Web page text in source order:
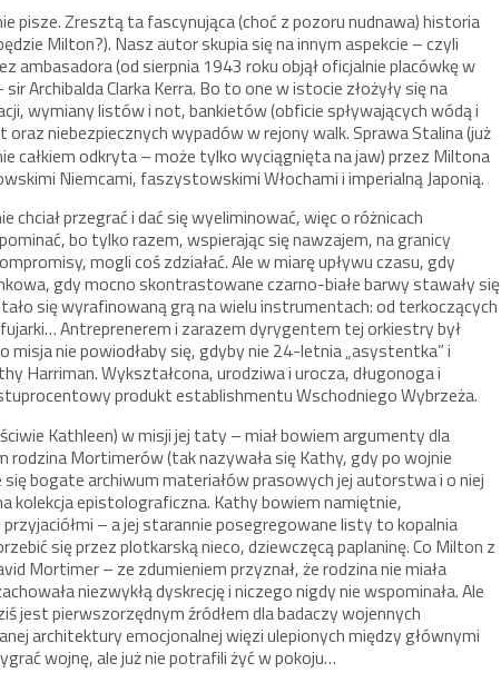
pisze. Zresztą ta fascynująca (choć z pozoru nudnawa) historia
Milton?). Nasz autor skupia się na innym aspekcie – czyli
(od sierpnia 1943 roku objął oficjalnie placówkę w
Archibalda Clarka Kerra. Bo to one w istocie złożyły się na
wymiany listów i not, bankietów (obficie spływających wódą i
oraz niebezpiecznych wypadów w rejony walk. Sprawa Stalina (już
całkiem odkryta – może tylko wyciągnięta na jaw) przez Miltona
Niemcami, faszystowskimi Włochami i imperialną Japonią.
przegrać i dać się wyeliminować, więc o różnicach
bo tylko razem, wspierając się nawzajem, na granicy
mogli coś zdziałać. Ale w miarę upływu czasu, gdy
gdy mocno skontrastowane czarno-białe barwy stawały się
się wyrafinowaną grą na wielu instrumentach: od terkoczących
Antreprenerem i zarazem dyrygentem tej orkiestry był
nie powiodłaby się, gdyby nie 24-letnia „asystentka” i
Harriman. Wykształcona, urodziwa i urocza, długonoga i
produkt establishmentu Wschodniego Wybrzeża.
Kathleen) w misji jej taty – miał bowiem argumenty dla
Mortimerów (tak nazywała się Kathy, gdy po wojnie
się bogate archiwum materiałów prasowych jej autorstwa i o niej
kolekcja epistolograficzna. Kathy bowiem namiętnie,
– a jej starannie posegregowane listy to kopalnia
się przez plotkarską nieco, dziewczęcą paplaninę. Co Milton z
Mortimer – ze zdumieniem przyznał, że rodzina nie miała
niezwykłą dyskrecję i niczego nigdy nie wspominała. Ale
jest pierwszorzędnym źródłem dla badaczy wojennych
architektury emocjonalnej więzi ulepionych między głównymi
wojnę, ale już nie potrafili żyć w pokoju…